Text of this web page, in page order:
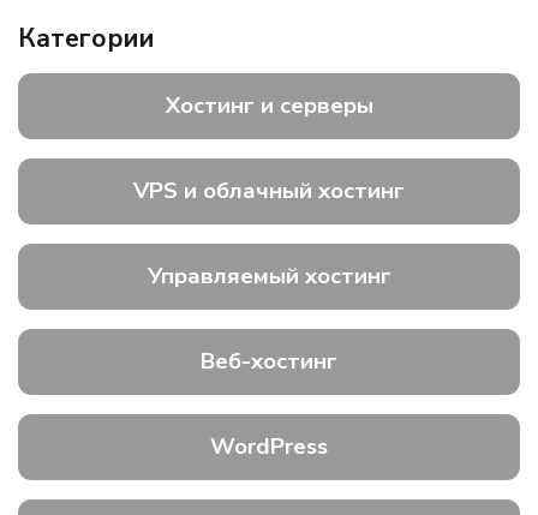
Категории
Хостинг и серверы
VPS и облачный хостинг
Управляемый хостинг
Веб-хостинг
WordPress